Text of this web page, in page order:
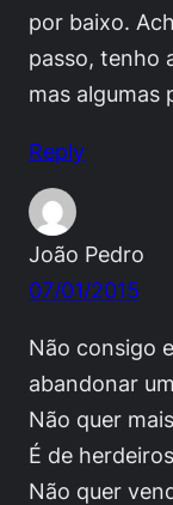
por baixo.
passo, tenho
mas algumas
Reply
João Pedro
07/01/2015
Não consigo
abandonar
Não quer
É de
Não quer